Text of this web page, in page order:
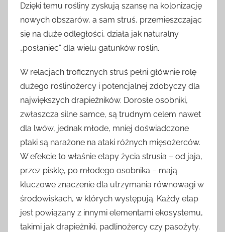
Dzięki temu rośliny zyskują szansę na kolonizację
nowych obszarów, a sam struś, przemieszczając
się na duże odległości, działa jak naturalny
„posłaniec” dla wielu gatunków roślin.
W relacjach troficznych struś pełni głównie rolę
dużego roślinożercy i potencjalnej zdobyczy dla
największych drapieżników. Dorosłe osobniki,
zwłaszcza silne samce, są trudnym celem nawet
dla lwów, jednak młode, mniej doświadczone
ptaki są narażone na ataki różnych mięsożerców.
W efekcie to właśnie etapy życia strusia – od jaja,
przez pisklę, po młodego osobnika – mają
kluczowe znaczenie dla utrzymania równowagi w
środowiskach, w których występują. Każdy etap
jest powiązany z innymi elementami ekosystemu,
takimi jak drapieżniki, padlinożercy czy pasożyty.